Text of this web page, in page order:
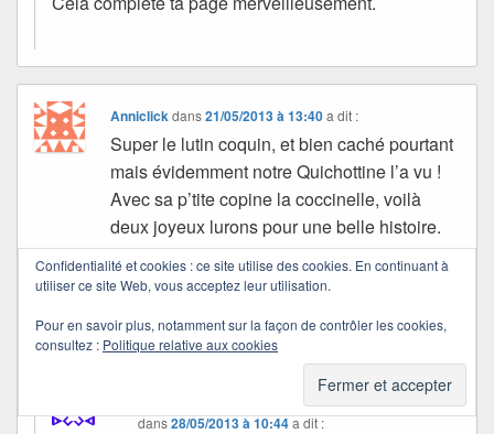
Anniclickdans21/05/2013 à 13:40 a dit :
Super le lutin coquin, et bien caché pourtant
mais évidemment notre Quichottine l’a vu !
Avec sa p’tite copine la coccinelle, voilà
deux joyeux lurons pour une belle histoire.
Bon après-midi et gros bisous ensoleillés ☼
☼ ☼ et na, comme çà, au moins ici, il fait
Annick
dans28/05/2013 à 10:44a dit :
Confidentialité et cookies : ce site utilise des cookies. En continuant à
utiliser ce site Web, vous acceptez leur utilisation.
Pour en savoir plus, notamment sur la façon de contrôler les cookies,
consultez : Politique relative aux cookies